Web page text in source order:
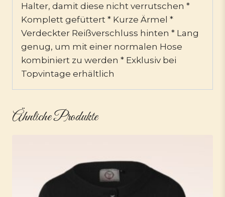
Halter, damit diese nicht verrutschen *
Komplett gefüttert * Kurze Ärmel *
Verdeckter Reißverschluss hinten * Lang
genug, um mit einer normalen Hose
kombiniert zu werden * Exklusiv bei
Topvintage erhältlich
Ähnliche Produkte